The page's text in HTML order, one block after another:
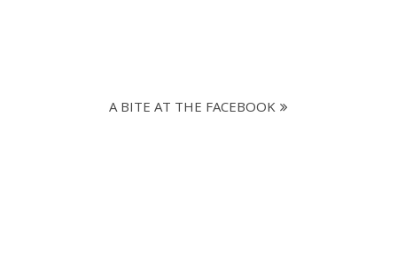
A BITE AT THE FACEBOOK